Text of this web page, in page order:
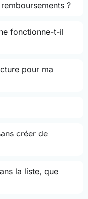
?
fonctionne-t-il
pour ma
créer de
la liste, que